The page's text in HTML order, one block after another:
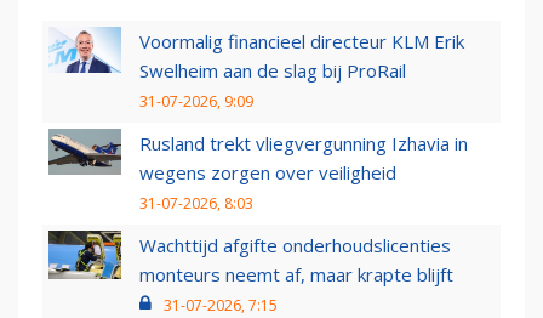
Voormalig financieel directeur KLM Erik
Swelheim aan de slag bij ProRail
31-07-2026, 9:09
Rusland trekt vliegvergunning Izhavia in
wegens zorgen over veiligheid
31-07-2026, 8:03
Wachttijd afgifte onderhoudslicenties
monteurs neemt af, maar krapte blijft
31-07-2026, 7:15